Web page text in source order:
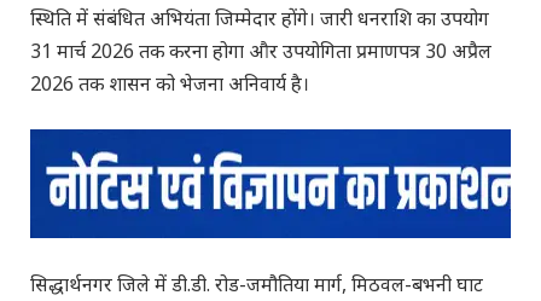
स्थिति में संबंधित अभियंता जिम्मेदार होंगे। जारी धनराशि का उपयोग
31 मार्च 2026 तक करना होगा और उपयोगिता प्रमाणपत्र 30 अप्रैल
2026 तक शासन को भेजना अनिवार्य है।
सिद्धार्थनगर जिले मेंडी.डी. रोड-जमौतिया मार्ग, मिठवल-बभनी घाट